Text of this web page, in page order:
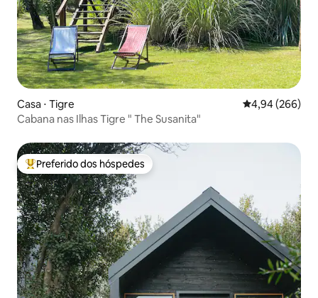
Casa ⋅ Tigre 4,94 de uma
4,94 (266)
Cabana nas Ilhas Tigre " The Susanita"
Entre os melhores preferidos dos hóspedes
Preferido dos hóspedes